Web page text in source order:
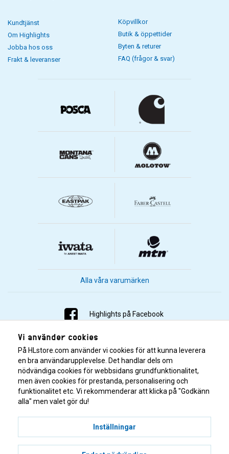
Kundtjänst
Om Highlights
Jobba hos oss
Frakt & leveranser
Köpvillkor
Butik & öppettider
Byten & returer
FAQ (frågor & svar)
Alla våra varumärken
Highlights på Facebook
Highlights på Instagram
Highlights på Youtube
Highlights på Tiktok
Vi använder cookies
På HLstore.com använder vi cookies för att kunna leverera
en bra användarupplevelse. Det handlar dels om
nödvändiga cookies för webbsidans grundfunktionalitet,
men även cookies för prestanda, personalisering och
funktionalitet etc. Vi rekommenderar att klicka på "Godkänn
alla" men valet gör du!
Inställningar